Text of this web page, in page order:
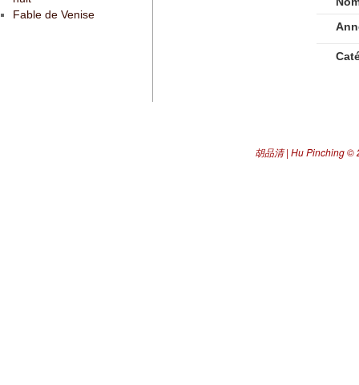
Fable de Venise
胡品清 | Hu Pinching©